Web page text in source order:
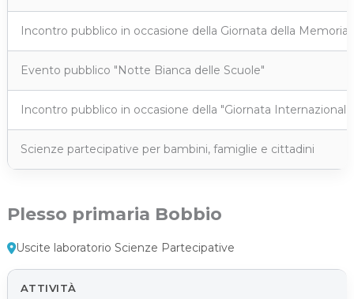
Incontro pubblico in occasione della Giornata della Memoria
Evento pubblico "Notte Bianca delle Scuole"
Incontro pubblico in occasione della "Giornata
Scienze partecipative per bambini, famiglie e cittadini
Plesso primaria Bobbio
Uscite laboratorio Scienze Partecipative
ATTIVITÀ